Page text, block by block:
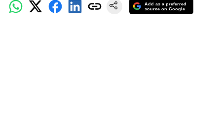
Add as a preferred
source on Google